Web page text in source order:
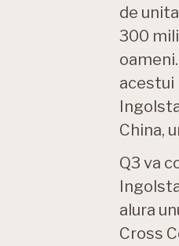
de
300
acestui
China,
Q3 va
alura
Cross